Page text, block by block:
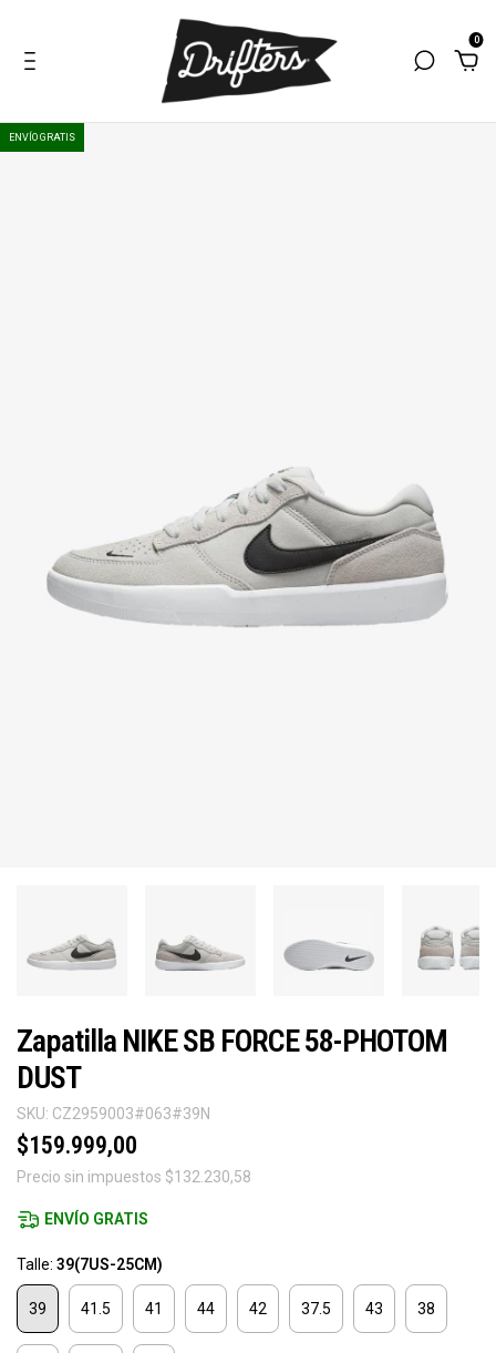
0
ENVÍO GRATIS
Zapatilla NIKE SB FORCE 58-PHOTOM
DUST
SKU: CZ2959003#063#39N
$159.999,00
Precio sin impuestos $132.230,58
ENVÍO GRATIS
Talle: 39(7US-25CM)
39 41.5 41 44 42 37.5 43 38